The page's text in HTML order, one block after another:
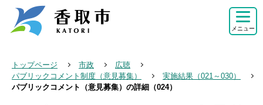
メニュー
トップページ 市政
広聴
パブリックコメント制度（意見募集）
実施結果（021～030）
パブリックコメント（意見募集）の詳細（024）